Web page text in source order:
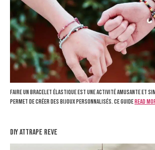
Faire un bracelet élastique est une activité amusante et
permet de créer des bijoux personnalisés. Ce guideRead
diy attrape reve